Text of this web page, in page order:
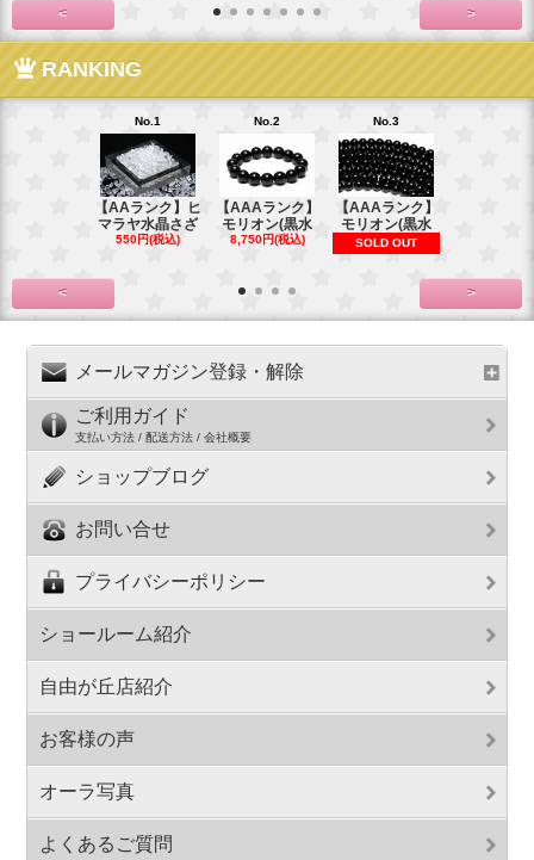
< >
RANKING
No.1
【AAランク】ヒ
マラヤ水晶さざ
550円(税込)
No.2
【AAAランク】
モリオン(黒水
8,750円(税込)
No.3
【AAAランク】
モリオン(黒水
SOLD OUT
< >
メールマガジン登録・解除
ご利用ガイド
支払い方法 / 配送方法 / 会社概要
ショップブログ
お問い合せ
プライバシーポリシー
ショールーム紹介
自由が丘店紹介
お客様の声
オーラ写真
よくあるご質問